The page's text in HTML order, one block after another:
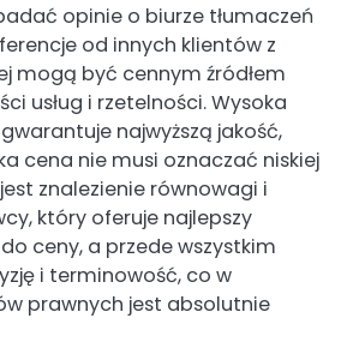
opinie o biurze tłumaczeń
od innych klientów z
mogą być cennym źródłem
usług i rzetelności. Wysoka
najwyższą jakość,
cena nie musi oznaczać niskiej
znalezienie równowagi i
który oferuje najlepszy
ceny, a przede wszystkim
i terminowość, co w
prawnych jest absolutnie